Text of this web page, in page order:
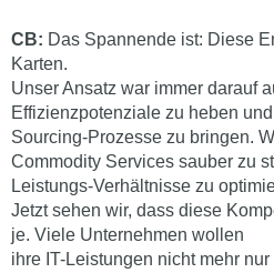
CB: Das Spannende ist: Diese
Karten.
Unser Ansatz war immer darauf
Effizienzpotenziale zu heben
Sourcing-Prozesse zu bringen.
Commodity Services sauber zu
Leistungs-Verhältnisse zu
Jetzt sehen wir, dass diese
je. Viele Unternehmen wollen
ihre IT-Leistungen nicht mehr